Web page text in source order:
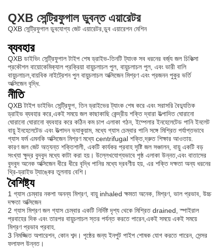
QXB সেন্ট্রিফুগাল ডুবন্ত এয়ারেটর
QXB সেন্ট্রিফুগাল ডুবযোগ্য জেট এয়ারেটর,ডুব এয়ারেশন মেশিন
ব্যবহার
QXB ডাইভিং সেন্ট্রিফুগাল টাইপ শেষ ড্রাইভ-তিনটি ট্যাংক সব ধরনের বর্জ্য জল চিকিত্সা
প্রকৌশল বায়োকেমিক্যাল প্রক্রিয়া বায়ুচলাচল পুল, বায়ুচলাচল পুল, এবং ভারী বালি
বায়ুচলাচল,বায়বিক নাইট্রেশন পুল বায়ুচলাচল অক্সিজেন মিশ্রণ এবং প্রজনন পুকুর ভর্তি
অক্সিজেন বৃদ্ধি.
নীতি
QXB টাইপ ডাইভিং সেন্ট্রিফুগ, তিন ড্রাইভের ট্যাংক শেষ করে এবং সরাসরি বৈদ্যুতিক
ড্রাইভ ব্যবহার করে,একই সময়ে জল কাছাকাছি কেন্দ্রীয় শক্তি দ্বারা উত্পাদিত ঘোরানো
ঘোরানো ঘোরানো ব্যবহার করে কঠিন কম চাপ এলাকা গঠন, ইম্পেলার ইনহেলেটেড পানি ইনলেট
বায়ু ইনহেলেটেড এবং উত্পাদন ভ্যাকুয়াম, মধ্যে গ্যাস চেম্বার পানি সঙ্গে মিশ্রিত পর্যাপ্তভাবে
গ্যাস ফর্ম এমনকি অক্সিজেন মিশ্রণ মধ্যে centrifugal শক্তি,দ্রুত শিক্ষার আওতায়.
কারণ জল জেট অত্যন্ত শক্তিশালী, একটি কার্যকর প্রবাহ সৃষ্টি জল সঞ্চালন, বায়ু একটি বড়
সংখ্যা ক্ষুদ্র বুদবুদ মধ্যে কাটা করা হয়। উল্লেখযোগ্যভাবে পৃষ্ঠ এলাকা উন্নত,এবং বাতাসের
বুদবুদ অনেক অক্সিজেন ধীরে ধীরে বৃদ্ধি পানির মধ্যে দ্রবণীয় হয়, এর শক্তি দক্ষতা অন্য ধরনের
থ্রি-ড্রাইভ ট্যাঙ্কের তুলনায় বেশি।
বৈশিষ্ট্য
1 গ্যাস চেম্বার নকশা অনন্য মিশ্রণ, বায়ু inhaled ক্ষমতা অনেক, মিশ্রণ, ভাল প্রভাব, উচ্চ
দক্ষতা অক্সিজেন
2 গ্যাস মিশ্রণ জল গ্যাস চেম্বার একটি নির্দিষ্ট দৃশ্য থেকে মিশ্রিত drained, স্পাইরাল
প্রবাহের দিক এবং তারপর বায়ুচলাচল স্তর পর্যন্ত করতে পারেন,একই সময়ে একই সময়ে
মিশ্রণ প্রভাব প্রবাহ.
3 নিমজ্জিত অপারেশন, কোন শব্দ। পৃষ্ঠের জন্য ইনপুট পাইপ শোষক যোগ করতে পারেন, সেন্সর
ফলাফল উন্নত।